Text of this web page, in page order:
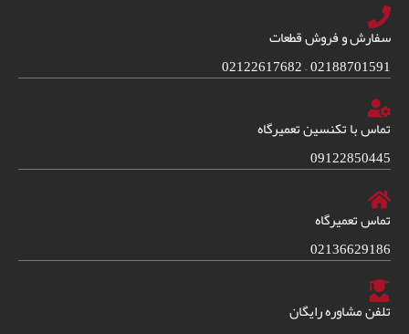
سفارش و فروش قطعات
02188701591 – 02122617682
تماس با تکنسین تعمیرگاه
09122850445
تماس تعمیرگاه
02136629186
تلفن مشاوره رایگان